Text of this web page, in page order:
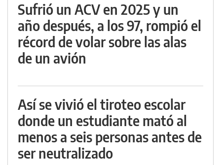
Sufrió un ACV en 2025 y un
año después, a los 97, rompió el
récord de volar sobre las alas
de un avión
Así se vivió el tiroteo escolar
donde un estudiante mató al
menos a seis personas antes de
ser neutralizado